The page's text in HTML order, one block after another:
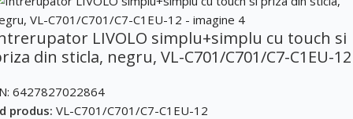
LIVOLO simplu+simplu cu touch si
din sticla, negru, VL-C701/C701/C7-C1EU-12
6427827022864
produs: VL-C701/C701/C7-C1EU-12